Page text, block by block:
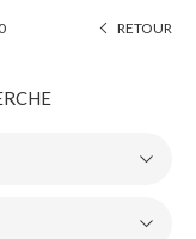
RETOUR